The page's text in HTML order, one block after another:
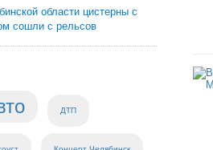
области цистерны с
сошли с рельсов
ДТП